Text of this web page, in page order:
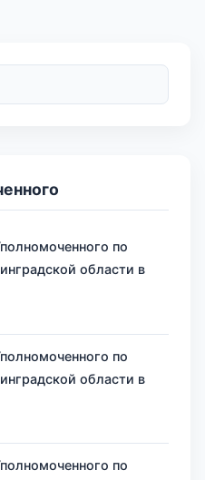
по
области в
по
области в
по